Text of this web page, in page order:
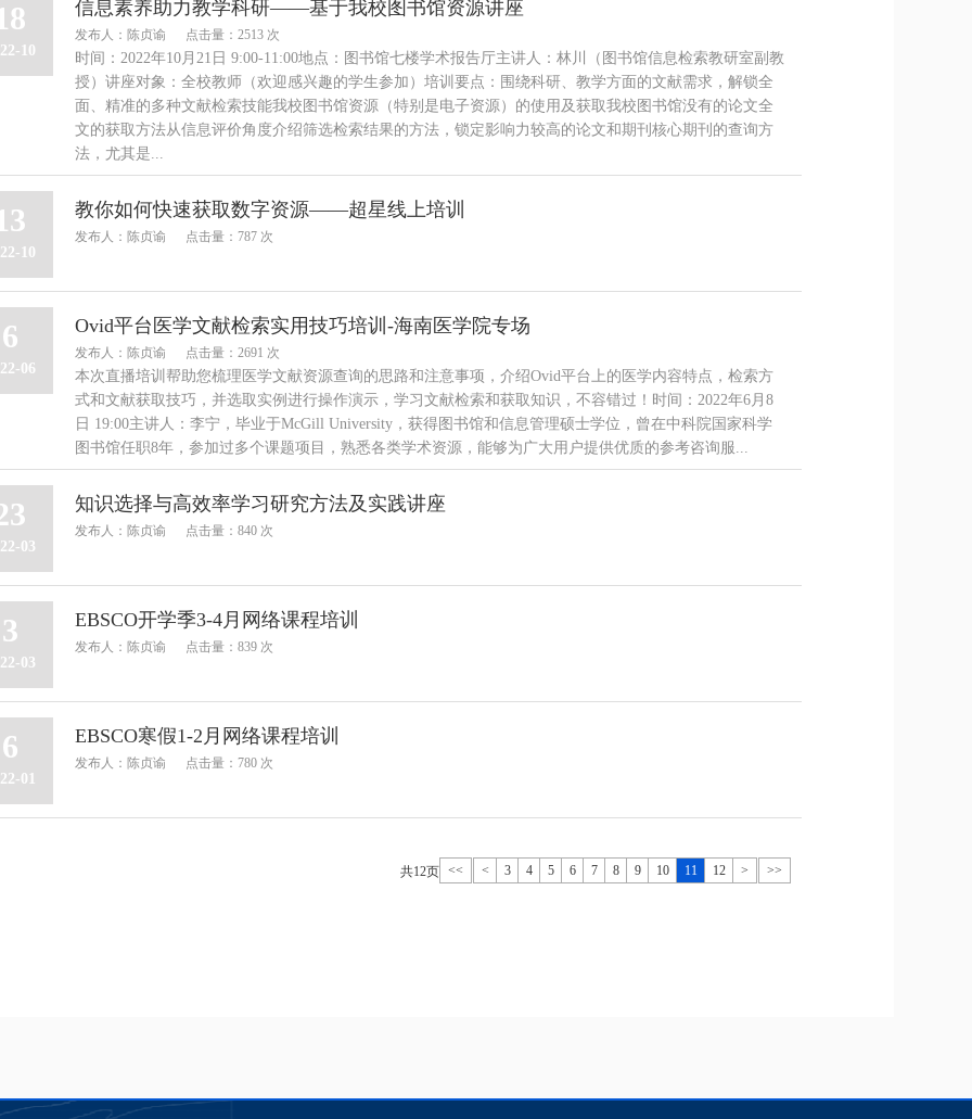
信息素养助力教学科研——基于我校图书馆资源讲座
发布人：陈贞谕 点击量：2513 次
时间：2022年10月21日 9:00-11:00地点：图书馆七楼学术报告厅主讲人：林川（图书馆信息检索教研室副教
授）讲座对象：全校教师（欢迎感兴趣的学生参加）培训要点：围绕科研、教学方面的文献需求，解锁全
面、精准的多种文献检索技能我校图书馆资源（特别是电子资源）的使用及获取我校图书馆没有的论文全
文的获取方法从信息评价角度介绍筛选检索结果的方法，锁定影响力较高的论文和期刊核心期刊的查询方
法，尤其是...
10
教你如何快速获取数字资源——超星线上培训
发布人：陈贞谕 点击量：787 次
10
Ovid平台医学文献检索实用技巧培训-海南医学院专场
发布人：陈贞谕 点击量：2691 次
本次直播培训帮助您梳理医学文献资源查询的思路和注意事项，介绍Ovid平台上的医学内容特点，检索方
式和文献获取技巧，并选取实例进行操作演示，学习文献检索和获取知识，不容错过！时间：2022年6月8
日 19:00主讲人：李宁，毕业于McGill University，获得图书馆和信息管理硕士学位，曾在中科院国家科学
图书馆任职8年，参加过多个课题项目，熟悉各类学术资源，能够为广大用户提供优质的参考咨询服...
6
06
知识选择与高效率学习研究方法及实践讲座
发布人：陈贞谕 点击量：840 次
03
EBSCO开学季3-4月网络课程培训
发布人：陈贞谕 点击量：839 次
3
03
EBSCO寒假1-2月网络课程培训
发布人：陈贞谕 点击量：780 次
6
01
共12页 << < 3 4 5 6 7 8 9 10 11 12 > >>